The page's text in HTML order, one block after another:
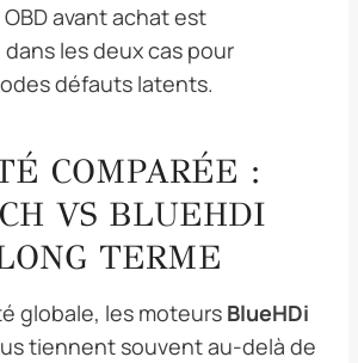
avant achat est
les deux cas pour
défauts latents.
COMPARÉE :
VS BLUEHDI
TERME
globale, les moteurs BlueHDi
tiennent souvent au-delà de